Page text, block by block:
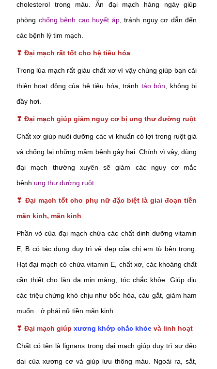
cholesterol trong máu. Ăn đại mạch hàng ngày giúp
phòng chống bệnh cao huyết áp, tránh nguy cơ dẫn đến
các bệnh lý tim mạch.
❣ Đại mạch rất tốt cho hệ tiêu hóa
Trong lúa mạch rất giàu chất xơ vì vậy chúng giúp bạn cải
thiện hoạt động của hệ tiêu hóa, tránh táo bón, không bị
đầy hơi.
❣ Đại mạch giúp giảm nguy cơ bị ung thư đường ruột
Chất xơ giúp nuôi dưỡng các vi khuẩn có lợi trong ruột già
và chống lại những mầm bệnh gây hại. Chính vì vậy, dùng
đại mạch thường xuyên sẽ giảm các nguy cơ mắc
bệnh ung thư đường ruột.
❣Đại mạch tốt cho phụ nữ đặc biệt là giai đoạn tiền
mãn kinh, mãn kinh
Phần vỏ của đại mạch chứa các chất dinh dưỡng vitamin
E, B có tác dụng duy trì vẻ đẹp của chị em từ bên trong.
Hạt đại mạch có chứa vitamin E, chất xơ, các khoáng chất
cần thiết cho làn da mịn màng, tóc chắc khỏe. Giúp dịu
các triệu chứng khó chịu như bốc hỏa, cáu gắt, giảm ham
muốn…ở phái nữ tiền mãn kinh.
❣ Đại mạch giúp xương khớp chắc khỏe và linh hoạt
Chất có tên là lignans trong đại mạch giúp duy trì sự dẻo
dai của xương cơ và giúp lưu thông máu. Ngoài ra, sắt,